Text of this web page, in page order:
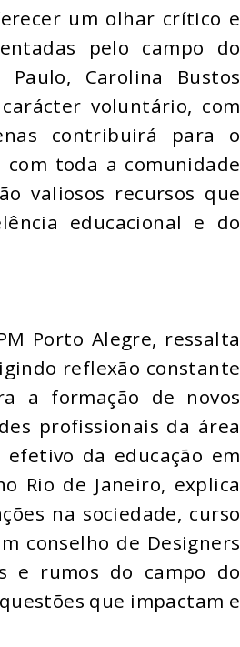
um olhar crítico e
pelo campo do
Carolina Bustos
voluntário, com
contribuirá para o
toda a comunidade
valiosos recursos que
educacional e do
Porto Alegre, ressalta
reflexão constante
a formação de novos
profissionais da área
da educação em
Rio de Janeiro, explica
na sociedade, curso
conselho de Designers
e rumos do campo do
que impactam e